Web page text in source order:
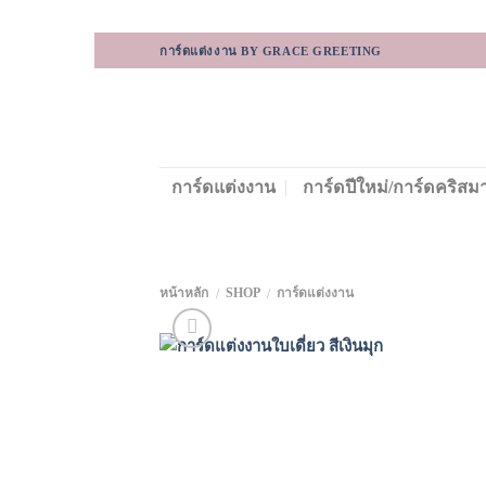
to
การ์ดแต่งงาน BY GRACE GREETING
การ์ดแต่งงาน การ์ดปีใหม่/การ์ดคริสม
หน้าหลัก / SHOP / การ์ดแต่งงาน